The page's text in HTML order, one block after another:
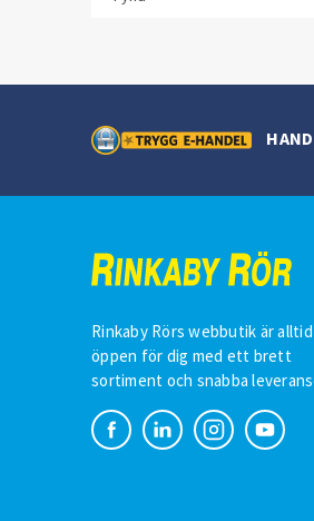
Rinkaby Rörs webbutik är alltid
öppen för dig med ett brett
sortiment och snabba